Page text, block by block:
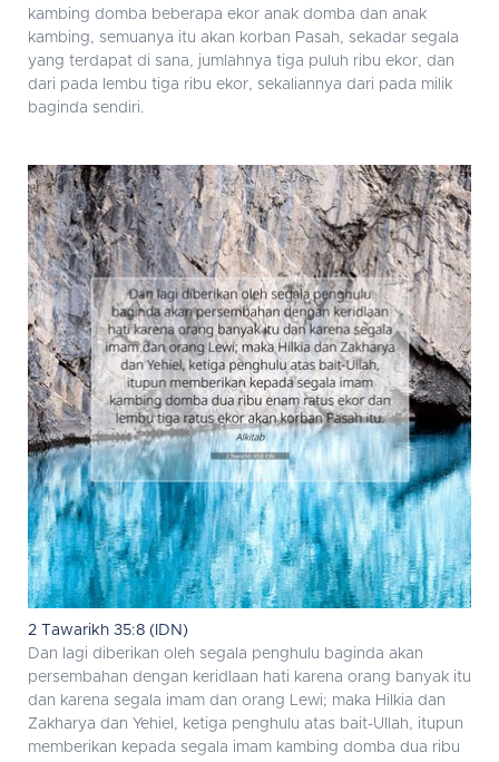
kambing domba beberapa ekor anak domba dan anak
kambing, semuanya itu akan korban Pasah, sekadar segala
yang terdapat di sana, jumlahnya tiga puluh ribu ekor, dan
dari pada lembu tiga ribu ekor, sekaliannya dari pada milik
baginda sendiri.
2 Tawarikh 35:8 (IDN)
Dan lagi diberikan oleh segala penghulu baginda akan
persembahan dengan keridlaan hati karena orang banyak itu
dan karena segala imam dan orang Lewi; maka Hilkia dan
Zakharya dan Yehiel, ketiga penghulu atas bait-Ullah, itupun
memberikan kepada segala imam kambing domba dua ribu